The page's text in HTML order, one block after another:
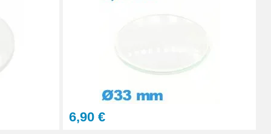
Ajouter au panier
6,90 €